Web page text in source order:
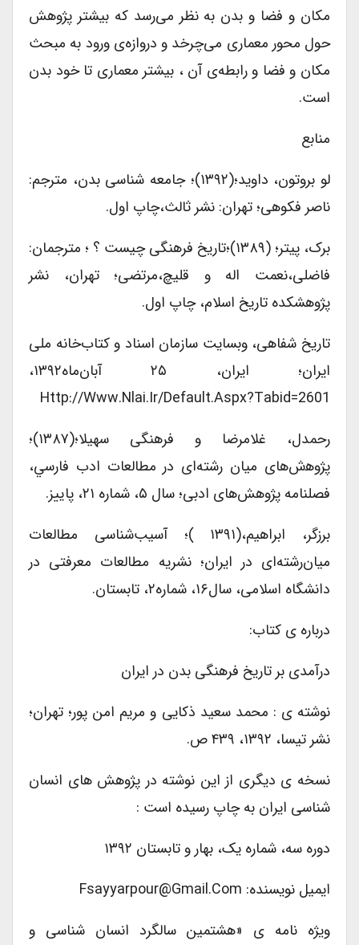
مکان و فضا و بدن به نظر می‌رسد که بیشتر پژوهش
حول محور معماری می‌چرخد و دروازه‌ی ورود به مبحث
مکان و فضا و رابطه‌ی آن ، بیشتر معماری تا خود بدن
است.
منابع
لو بروتون، داوید؛(۱۳۹۲)؛ جامعه شناسی بدن، مترجم:
ناصر فکوهی؛ تهران: نشر ثالث،چاپ اول.
برک، پیتر؛ (۱۳۸۹)؛تاریخ فرهنگی چیست ؟ ؛ مترجمان:
فاضلی،نعمت اله و قلیچ،مرتضی؛ تهران، نشر
پژوهشکده تاریخ اسلام، چاپ اول.
تاریخ شفاهی، وبسایت سازمان اسناد و کتاب‌خانه ملی
ایران؛ ایران، ۲۵ آبان‌ماه۱۳۹۲،
Http://www.nlai.ir/Default.aspx?tabid=2601
رحمدل، غلامرضا و فرهنگی سهیلا؛(۱۳۸۷)؛
ﭘﮋوﻫش‌های ﻣﻴﺎن رﺷﺘﻪای در ﻣﻄﺎﻟﻌﺎت ادب ﻓﺎرﺳﻲ،
فصلنامه پژوهش‌های ادبی؛ سال ۵، شماره ۲۱، پاییز.
برزگر، ابراهیم،(۱۳۹۱ )؛ آسیب‌شناسی مطالعات
میان‌رشته‌ای در ایران؛ نشریه مطالعات معرفتی در
دانشگاه اسلامی، سال۱۶، شماره۲، تابستان.
درباره ی کتاب:
درآمدی بر تاریخ فرهنگی بدن در ایران
نوشته ی : محمد سعید ذکایی و مریم امن پور؛ تهران؛
نشر تیسا، ۱۳۹۲، ۴۳۹ ص.
نسخه ی دیگری از این نوشته در پژوهش های انسان
شناسی ایران به چاپ رسیده است :
دوره سه، شماره یک، بهار و تابستان ۱۳۹۲
ایمیل نویسنده: Fsayyarpour@gmail.com
ویژه نامه ی «هشتمین سالگرد انسان شناسی و